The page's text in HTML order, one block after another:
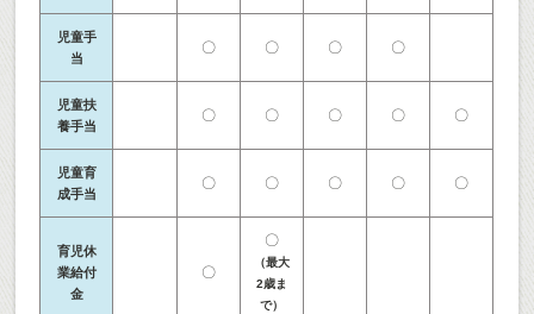
児童手
当
〇 〇 〇 〇
児童扶
養手当
〇 〇 〇 〇 〇
児童育
成手当
〇 〇 〇 〇 〇
育児休
業給付
金
〇
〇
（最大
2歳ま
で）